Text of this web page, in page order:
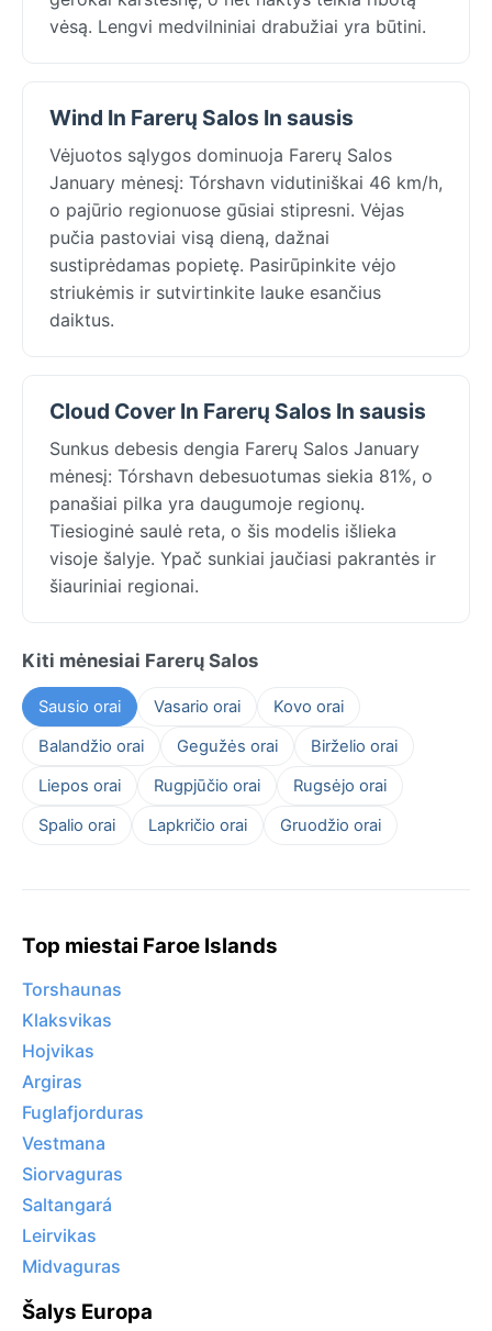
vėsą. Lengvi medvilniniai drabužiai yra būtini.
Wind In Farerų Salos In sausis
Vėjuotos sąlygos dominuoja Farerų Salos
January mėnesį: Tórshavn vidutiniškai 46 km/h,
o pajūrio regionuose gūsiai stipresni. Vėjas
pučia pastoviai visą dieną, dažnai
sustiprėdamas popietę. Pasirūpinkite vėjo
striukėmis ir sutvirtinkite lauke esančius
daiktus.
Cloud Cover In Farerų Salos In sausis
Sunkus debesis dengia Farerų Salos January
mėnesį: Tórshavn debesuotumas siekia 81%, o
panašiai pilka yra daugumoje regionų.
Tiesioginė saulė reta, o šis modelis išlieka
visoje šalyje. Ypač sunkiai jaučiasi pakrantės ir
šiauriniai regionai.
Kiti mėnesiai Farerų Salos
Sausio orai Vasario orai
Kovo orai
Balandžio orai
Gegužės orai
Birželio orai
Liepos orai
Rugpjūčio orai
Rugsėjo orai
Spalio orai
Lapkričio orai Gruodžio orai
Top miestai Faroe Islands
Torshaunas
Klaksvikas
Hojvikas
Argiras
Fuglafjorduras
Vestmana
Siorvaguras
Saltangará
Leirvikas
Midvaguras
Šalys Europa